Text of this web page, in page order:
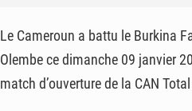
Le Cameroun a battu le Burkina
Olembe ce dimanche 09 janvier
match d’ouverture de la CAN